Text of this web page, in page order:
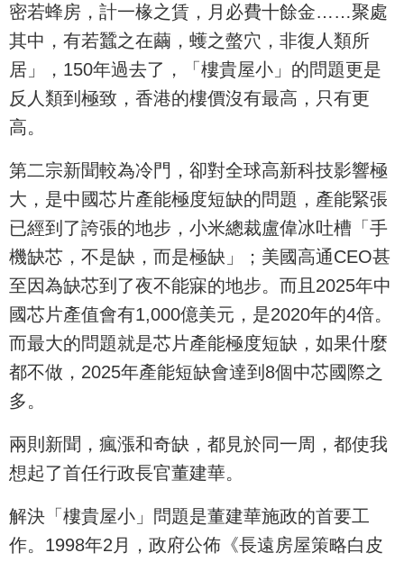
密若蜂房，計一椽之賃，月必費十餘金……聚處
其中，有若蠶之在繭，蠖之螫穴，非復人類所
居」，150年過去了，「樓貴屋小」的問題更是
反人類到極致，香港的樓價沒有最高，只有更
高。
第二宗新聞較為冷門，卻對全球高新科技影響極
大，是中國芯片產能極度短缺的問題，產能緊張
已經到了誇張的地步，小米總裁盧偉冰吐槽「手
機缺芯，不是缺，而是極缺」；美國高通CEO甚
至因為缺芯到了夜不能寐的地步。而且2025年中
國芯片產值會有1,000億美元，是2020年的4倍。
而最大的問題就是芯片產能極度短缺，如果什麼
都不做，2025年產能短缺會達到8個中芯國際之
多。
兩則新聞，瘋漲和奇缺，都見於同一周，都使我
想起了首任行政長官董建華。
解決「樓貴屋小」問題是董建華施政的首要工
作。1998年2月，政府公佈《長遠房屋策略白皮